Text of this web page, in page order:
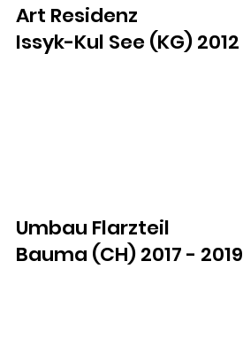
Umbau Flarzteil
Bauma (CH) 2017 - 2019
Art Residenz
Issyk-Kul See (KG) 2012